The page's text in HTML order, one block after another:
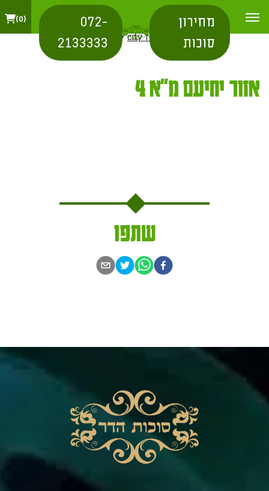
מחירון
סוכות
072-
2133333
0
בית/
city for shipping/ אזור יחיעם מ"א 4
אזור יחיעם מ"א 4
שתפו